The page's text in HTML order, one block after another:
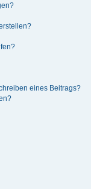
eines Beitrags?